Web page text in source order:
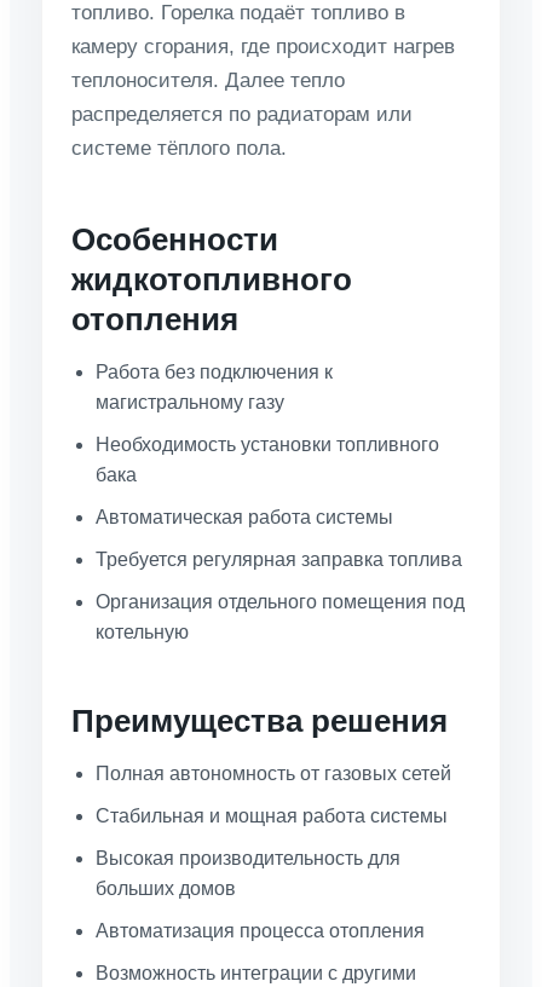
топливо. Горелка подаёт топливо в
камеру сгорания, где происходит нагрев
теплоносителя. Далее тепло
распределяется по радиаторам или
системе тёплого пола.
Особенности
жидкотопливного
отопления
Работа без подключения к
магистральному газу
Необходимость установки топливного
бака
Автоматическая работа системы
Требуется регулярная заправка топлива
Организация отдельного помещения под
котельную
Преимущества решения
Полная автономность от газовых сетей
Стабильная и мощная работа системы
Высокая производительность для
больших домов
Автоматизация процесса отопления
Возможность интеграции с другими